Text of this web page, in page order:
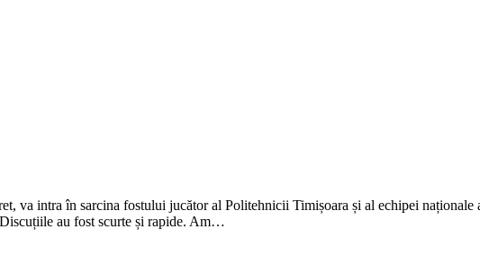
va intra în sarcina fostului jucător al Politehnicii Timișoara și al echipei
au fost scurte și rapide. Am…